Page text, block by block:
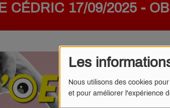
Les
Nous utilisons des cookies
et pour améliorer l'expérience
CÉDRIC 17/09/2025 -